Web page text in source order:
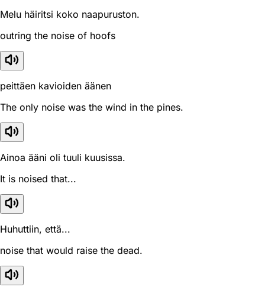
Melu häiritsi koko naapuruston.
outring the noise of hoofs
peittäen kavioiden äänen
The only noise was the wind in the pines.
Ainoa ääni oli tuuli kuusissa.
It is noised that...
Huhuttiin, että...
noise that would raise the dead.